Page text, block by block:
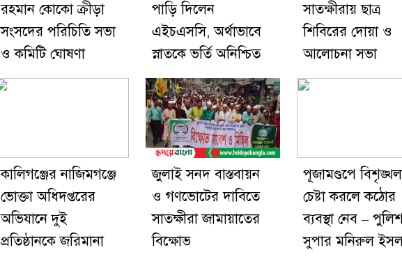
রহমান কোকো ক্রীড়া
সংসদের পরিচিতি সভা
ও কমিটি ঘোষণা
পাড়ি দিলেন
এইচএসসি, অর্থাভাবে
স্নাতকে ভর্তি অনিশ্চিত
সাতক্ষীরায় ছাত্র
শিবিরের দোয়া ও
আলোচনা সভা
কালিগঞ্জের নাজিমগঞ্জে
ভোক্তা অধিদপ্তরের
অভিযানে দুই
প্রতিষ্ঠানকে জরিমানা
জুলাই সনদ বাস্তবায়ন
ও গণভোটের দাবিতে
সাতক্ষীরা জামায়াতের
বিক্ষোভ
পূজামণ্ডপে
চেষ্টা করলে কঠোর
ব্যবস্থা নেব –
সুপার মনিরুল